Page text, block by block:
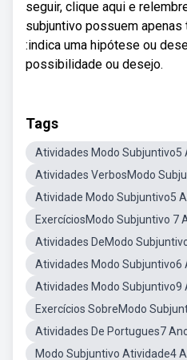
seguir, clique aqui e
subjuntivo possuem
:indica uma hipótese ou
possibilidade ou desejo.
Tags
Atividades Modo Subjuntivo5
Atividades VerbosModo
Atividade Modo Subjuntivo5
ExercíciosModo Subjuntivo 7
Atividades DeModo
Atividades Modo Subjuntivo6
Atividades Modo Subjuntivo9
Exercícios SobreModo
Atividades De Portugues7
Modo Subjuntivo Atividade4